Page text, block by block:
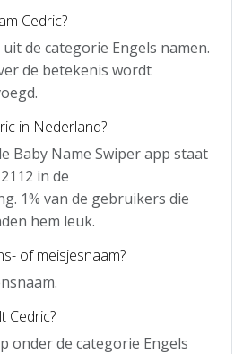
Cedric?
de categorie Engels namen.
de betekenis wordt
in Nederland?
Baby Name Swiper app staat
in de
1% van de gebruikers die
hem leuk.
of meisjesnaam?
Cedric?
onder de categorie Engels